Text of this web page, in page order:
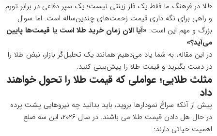
طلا در فرهنگ ما فقط یک فلز زینتی نیست؛ یک سپر دفاعی در برابر تورم
و راهی برای نگه داری قیمت زحمت‌های چندین‌ساله است. اما سوال
بزرگ و مهم این است: «آیا الان زمان خرید طلا است یا قیمت‌ها پایین
می‌آید؟»
در این مقاله، به شما یاد می‌دهیم همانند یک تحلیل‌گر بازار، نبض طلا را
در دست بگیرید و قیمت طلا را پیش‌بینی کنید.
مثلث طلایی؛ عواملی که قیمت طلا را تحول خواهند
داد
پیش از آنکه سراغ نمودارها بروید، باید بدانید چه نیروهایی پشت پرده
در حال هل دادن قیمت طلا می باشند. در سال ۲۰۲۶، این سه ضلع
اهمیت حیاتی دارند: